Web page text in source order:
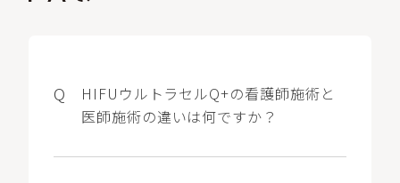
HIFUウルトラセルQ+の看護師施術と
医師施術の違いは何ですか？
CAMPAIGN RECRUIT